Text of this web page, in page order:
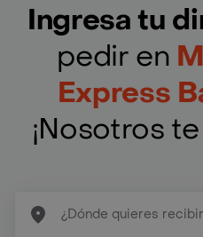
Ingresa tu
pedir en
Express
¡Nosotros